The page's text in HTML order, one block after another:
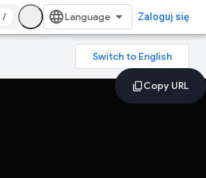
/ Zaloguj się